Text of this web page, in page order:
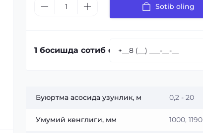
Sotib oling
1 босишда сотиб олиш:
Буюртма асосида узунлик, м 0,2 - 20
Умумий кенглиги, мм 1000, 1190